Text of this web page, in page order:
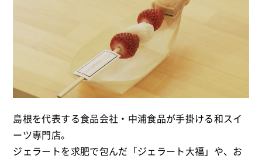
島根を代表する食品会社・中浦食品が手掛ける和スイ
ーツ専門店。
ジェラートを求肥で包んだ「ジェラート大福」や、お